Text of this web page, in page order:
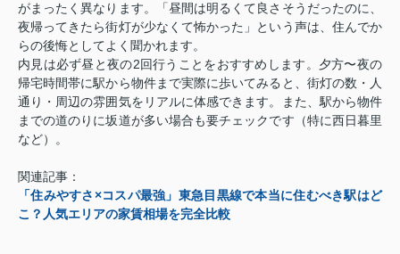
がまったく異なります。「昼間は明るくて良さそうだったのに、
夜帰ってきたら街灯が少なくて怖かった」という声は、住んでか
らの後悔としてよく聞かれます。
内見は必ず昼と夜の2回行うことをおすすめします。夕方〜夜の
帰宅時間帯に駅から物件まで実際に歩いてみると、街灯の数・人
通り・周辺の雰囲気をリアルに体感できます。また、駅から物件
までの道のりに坂道が多い場合も要チェックです（特に西日暮里
など）。
関連記事：
「住みやすさ×コスパ最強」東急目黒線で本当に住むべき駅はど
こ？人気エリアの家賃相場を完全比較